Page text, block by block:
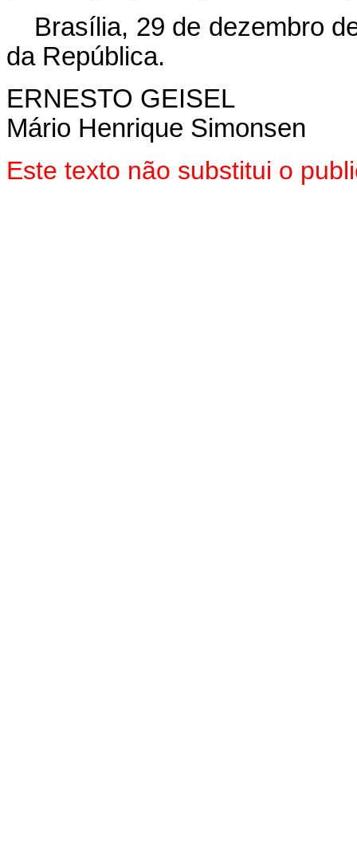
Brasília, 29 de dezembro
da República.
ERNESTO GEISEL
Mário Henrique Simonsen
Este texto não substitui o